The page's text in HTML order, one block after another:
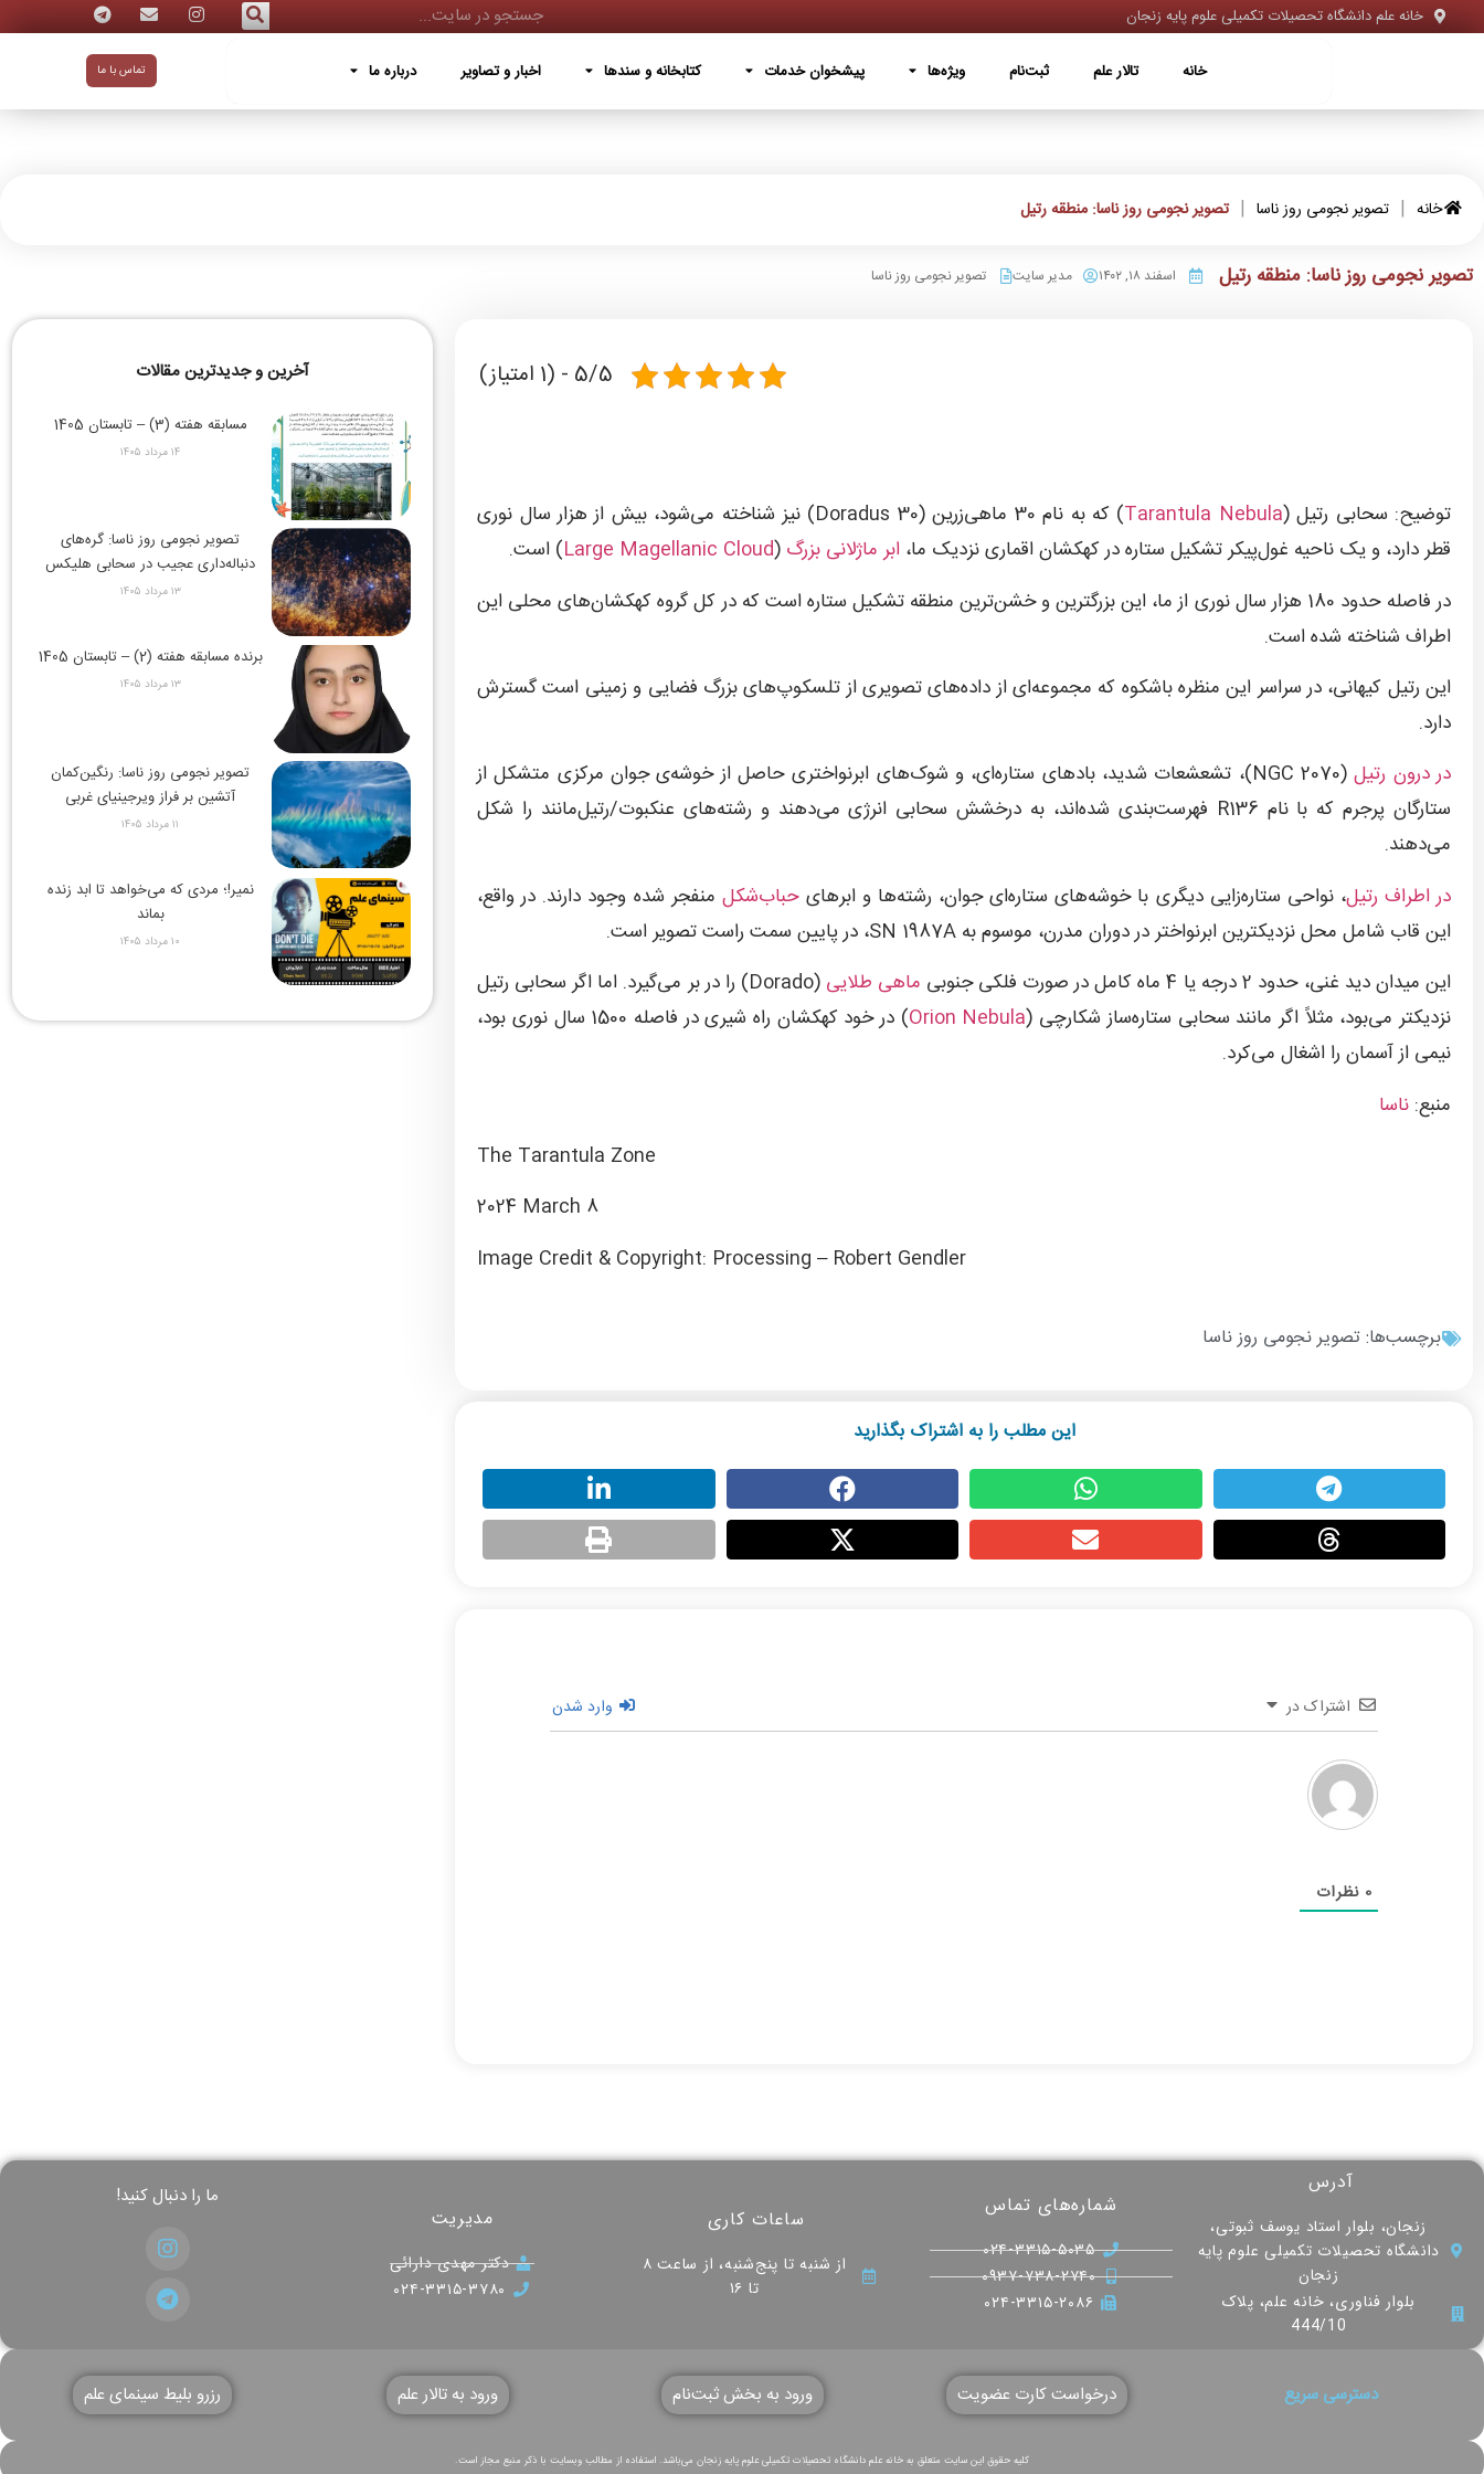
خانه علم دانشگاه تحصیلات تکمیلی علوم پایه زنجان
خانه تالار علم ثبت‌نام ویژه‌ها پیشخوان خدمات کتابخانه و سندها اخبار و تصاویر درباره ما تماس با ما
خانه تالار علم ثبت‌نام ویژه‌ها پیشخوان خدمات کتابخانه و سندها اخبار و تصاویر درباره ما
خانه | تصویر نجومی روز ناسا | تصویر نجومی روز ناسا: منطقه رتیل
تصویر نجومی روز ناسا: منطقه رتیل اسفند ۱۸, ۱۴۰۲ مدیر سایت تصویر نجومی روز ناسا
5/5 - (1 امتیاز)
توضیح: سحابی رتیل (Tarantula Nebula
) که به نام 30 ماهی‌زرین (30 Doradus) نیز شناخته می‌شود، بیش از هزار سال نوری
قطر دارد، و یک ناحیه غول‌پیکر تشکیل ستاره در کهکشان اقماری نزدیک ما، ابر ماژلانی بزرگ (
Large Magellanic Cloud) است.
در فاصله حدود 180 هزار سال نوری از ما، این بزرگترین و خشن‌ترین منطقه تشکیل ستاره است که در کل گروه کهکشان‌های محلی این
اطراف شناخته شده است.
این رتیل کیهانی، در سراسر این منظره باشکوه که مجموعه‌ای از داده‌های تصویری از تلسکوپ‌های بزرگ فضایی و زمینی است گسترش
دارد.
در درون رتیل
(NGC 2070)، تشعشعات شدید، بادهای ستاره‌ای، و شوک‌های ابرنواختری حاصل از خوشه‌ی جوان مرکزی متشکل از
ستارگان پرجرم که با نام R136 فهرست‌بندی شده‌اند، به درخشش سحابی انرژی می‌دهند و رشته‌های عنکبوت/رتیل‌مانند را شکل
می‌دهند.
در اطراف رتیل، نواحی ستاره‌زایی دیگری با خوشه‌های ستاره‌ای جوان، رشته‌ها و ابرهایحباب‌شکل منفجر شده وجود دارند. در واقع،
این قاب شامل محل نزدیکترین ابرنواختر در دوران مدرن، موسوم به SN 1987A، در پایین سمت راست تصویر است.
این میدان دید غنی، حدود 2 درجه یا 4 ماه کامل در صورت فلکی جنوبی
ماهی طلایی
(Dorado) را در بر می‌گیرد. اما اگر سحابی رتیل
نزدیکتر می‌بود، مثلاً اگر مانند سحابی ستاره‌ساز شکارچی (Orion Nebula
) در خود کهکشان راه شیری در فاصله 1500 سال نوری بود،
نیمی از آسمان را اشغال می‌کرد.
منبع: ناسا
The Tarantula Zone
2024 March 8
Image Credit & Copyright: Processing – Robert Gendler
برچسب‌ها:تصویر نجومی روز ناسا
این مطلب را به اشتراک بگذارید
اشتراک در وارد شدن
0 نظرات
آخرین و جدیدترین مقالات
مسابقه هفته (3) – تابستان 1405
۱۴ مرداد ۱۴۰۵
تصویر نجومی روز ناسا: گره‌های
دنباله‌داری عجیب در سحابی هلیکس
۱۳ مرداد ۱۴۰۵
برنده مسابقه هفته (2) – تابستان 1405
۱۳ مرداد ۱۴۰۵
تصویر نجومی روز ناسا: رنگین‌کمان
آتشین بر فراز ویرجینیای غربی
۱۱ مرداد ۱۴۰۵
نمیر!؛ مردی که می‌خواهد تا ابد زنده
بماند
۱۰ مرداد ۱۴۰۵
آدرس
زنجان، بلوار استاد یوسف ثبوتی،
دانشگاه تحصیلات تکمیلی علوم پایه
زنجان
بلوار فناوری، خانه علم، پلاک
444/10
شماره‌های تماس
۰۲۴-۳۳۱۵-۵۰۳۵
۰۹۳۷-۷۳۸-۲۷۴۰
۰۲۴-۳۳۱۵-۲۰۸۶
ساعات کاری
از شنبه تا پنج‌شنبه، از ساعت ۸
تا ۱۶
مدیریت
دکتر مهدی دارائی
۰۲۴-۳۳۱۵-۳۷۸۰
ما را دنبال کنید!
دسترسی سریع درخواست کارت عضویت ورود به بخش ثبت‌نام ورود به تالار علم رزرو بلیط سینمای علم
کلیه حقوق این سایت متعلق به خانه علم دانشگاه تحصیلات تکمیلی علوم پایه زنجان می‌باشد. استفاده از مطالب وبسایت با ذکر منبع مجاز است.